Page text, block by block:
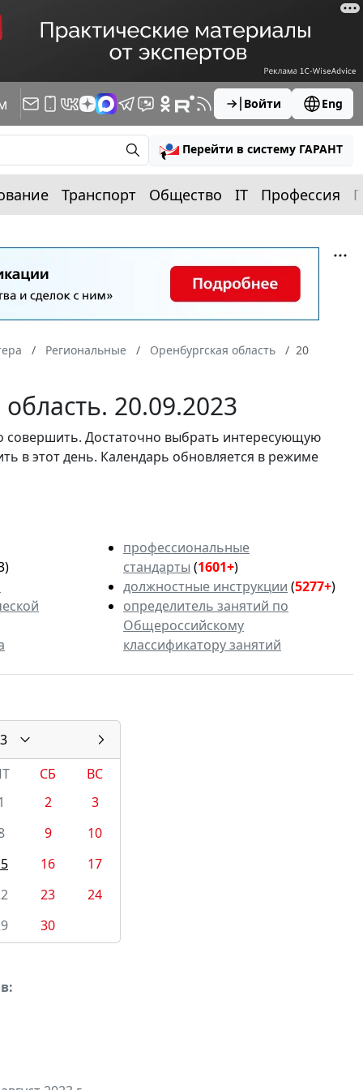
Войти Eng
Перейти в систему ГАРАНТ
Транспорт Общество IT Профессия
Региональные Оренбургская область
20
20.09.2023
совершить. Достаточно выбрать интересующую
в этот день. Календарь обновляется в режиме
профессиональные
стандарты (1601+)
должностные инструкции (5277+)
определитель занятий по
Общероссийскому
классификатору занятий
СБ
ВС
2
3
9
10
16
17
23
24
30